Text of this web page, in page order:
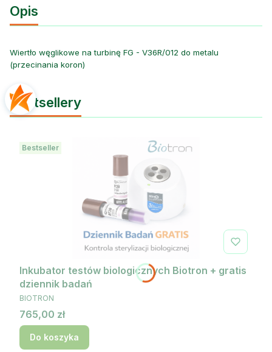
Opis
Wiertło węglikowe na turbinę FG - V36R/012 do metalu
(przecinania koron)
Bestsellery
Bestseller
Inkubator testów biologicznych Biotron + gratis
dziennik badań
PRODUCENT
BIOTRON
Cena
765,00 zł
Do koszyka